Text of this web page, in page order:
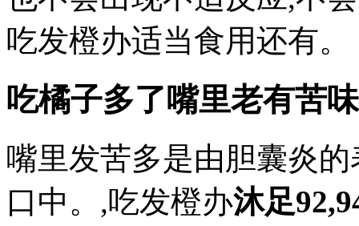
吃发橙办适当食用还有。
吃橘子多了嘴里老有苦
嘴里发苦多是由胆囊炎
口中。,吃发橙办沐足